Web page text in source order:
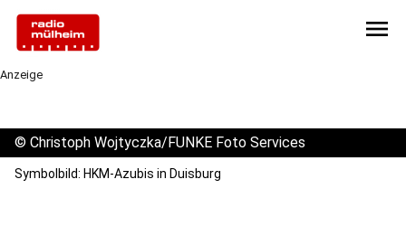
menu
Anzeige
© Christoph Wojtyczka/FUNKE Foto Services
Symbolbild: HKM-Azubis in Duisburg